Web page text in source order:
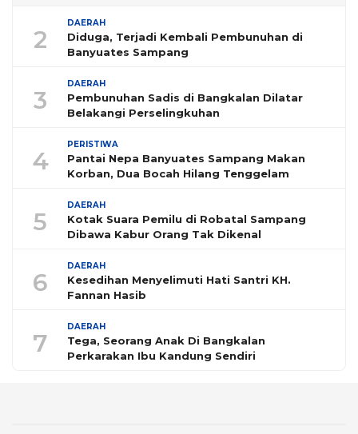
2
DAERAH
Diduga, Terjadi Kembali Pembunuhan di
Banyuates Sampang
3
DAERAH
Pembunuhan Sadis di Bangkalan Dilatar
Belakangi Perselingkuhan
4
PERISTIWA
Pantai Nepa Banyuates Sampang Makan
Korban, Dua Bocah Hilang Tenggelam
5
DAERAH
Kotak Suara Pemilu di Robatal Sampang
Dibawa Kabur Orang Tak Dikenal
6
DAERAH
Kesedihan Menyelimuti Hati Santri KH.
Fannan Hasib
7
DAERAH
Tega, Seorang Anak Di Bangkalan
Perkarakan Ibu Kandung Sendiri